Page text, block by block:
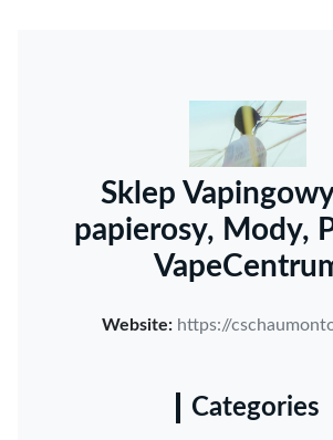
Sklep
papierosy, Mody,
Website: https://
Categories